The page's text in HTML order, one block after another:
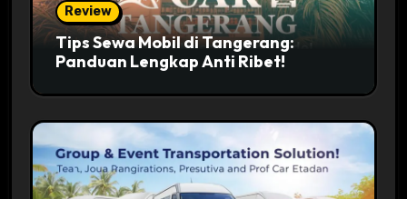
Review
Tips Sewa Mobil di Tangerang:
Panduan Lengkap Anti Ribet!